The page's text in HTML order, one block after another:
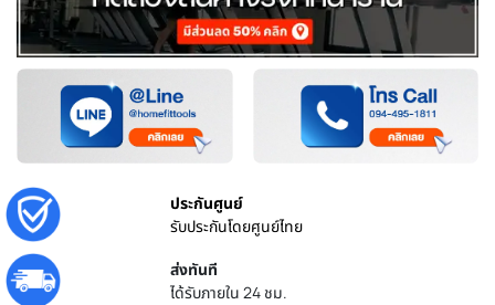
ประกันศูนย์
รับประกันโดยศูนย์ไทย
ส่งทันที
ได้รับภายใน 24 ชม.